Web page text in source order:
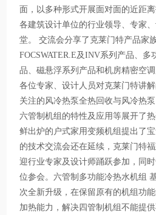
面，以多种形式开展面对面的近距
各建筑设计单位的行业领导、专家
堂。 交流会分享了克莱门特产品家
FOCSWATER.E及INV系列产品、
品、磁悬浮系列产品和机房精密空
各位专家、设计人员对克莱门特讲
关注的风冷热泵全热回收与风冷热
六管制机组的特性及应用等展开了
鲜出炉的户式家用变频机组提出了
的技术交流会还在延续，克莱门特
迎行业专家及设计师踊跃参加，同
位参会。六管制多功能冷热水机组
次全新升级，在保留原有的机组功
加热能力，解决四管制机组不能提